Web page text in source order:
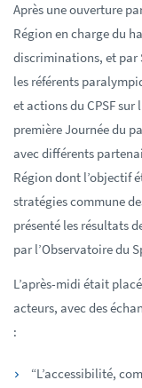
Après une ouverture
Région en charge du
discriminations, et par
les référents
et actions du CPSF sur
première Journée du
avec différents
Région dont l’objectif
stratégies commune
présenté les résultats
par l’Observatoire du
L’après-midi était
acteurs, avec des
:
“L’accessibilité,